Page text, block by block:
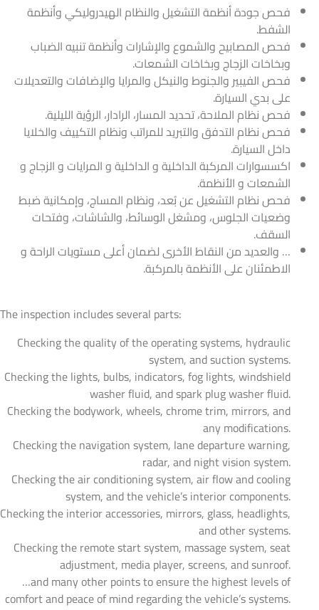
فحص جودة أنظمة التشغيل والنظام الهيدروليكي وأنظمة
الشفط.
فحص المصابيح والشموع والإشارات وأنظمة تنبيه الضباب
وبخاخات الزجاج وبخاخات الشمعات.
فحص الفيبير والجنوط والنيكل والمرايا والإضافات والتعديلات
على بدي السيارة.
فحص نظام الملاحة، تحديد المسار، الرادار، الرؤية الليلية.
فحص نظام التدفق والتبريد للمراتب ونظام التكييف والخلايا
داخل السيارة.
اكسسوارات المركبة الداخلية و الداخلية و المرايات و الزجاج و
الشمعات و الأنظمة.
فحص نظام التشغيل عن بُعد، ونظام المساج، وإمكانية ضبط
وضعيات الجلوس، ومشغل الوسائط، والشاشات، وفتحات
السقف.
… والعديد من النقاط الأخرى لضمان أعلى مستويات الراحة و
الاطمئنان على الأنظمة بالمركبة.
The inspection includes several parts:
Checking the quality of the operating systems, hydraulic
system, and suction systems.
Checking the lights, bulbs, indicators, fog lights, windshield
washer fluid, and spark plug washer fluid.
Checking the bodywork, wheels, chrome trim, mirrors, and
any modifications.
Checking the navigation system, lane departure warning,
radar, and night vision system.
Checking the air conditioning system, air flow and cooling
system, and the vehicle’s interior components.
Checking the interior accessories, mirrors, glass, headlights,
and other systems.
Checking the remote start system, massage system, seat
adjustment, media player, screens, and sunroof.
…and many other points to ensure the highest levels of
comfort and peace of mind regarding the vehicle’s systems.